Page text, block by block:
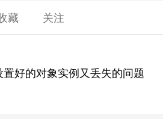
藏 关注
置好的对象实例又丢失的问题